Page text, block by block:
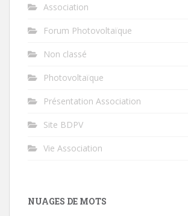
Association
Forum Photovoltaïque
Non classé
Photovoltaïque
Présentation Association
Site BDPV
Vie Association
NUAGES DE MOTS